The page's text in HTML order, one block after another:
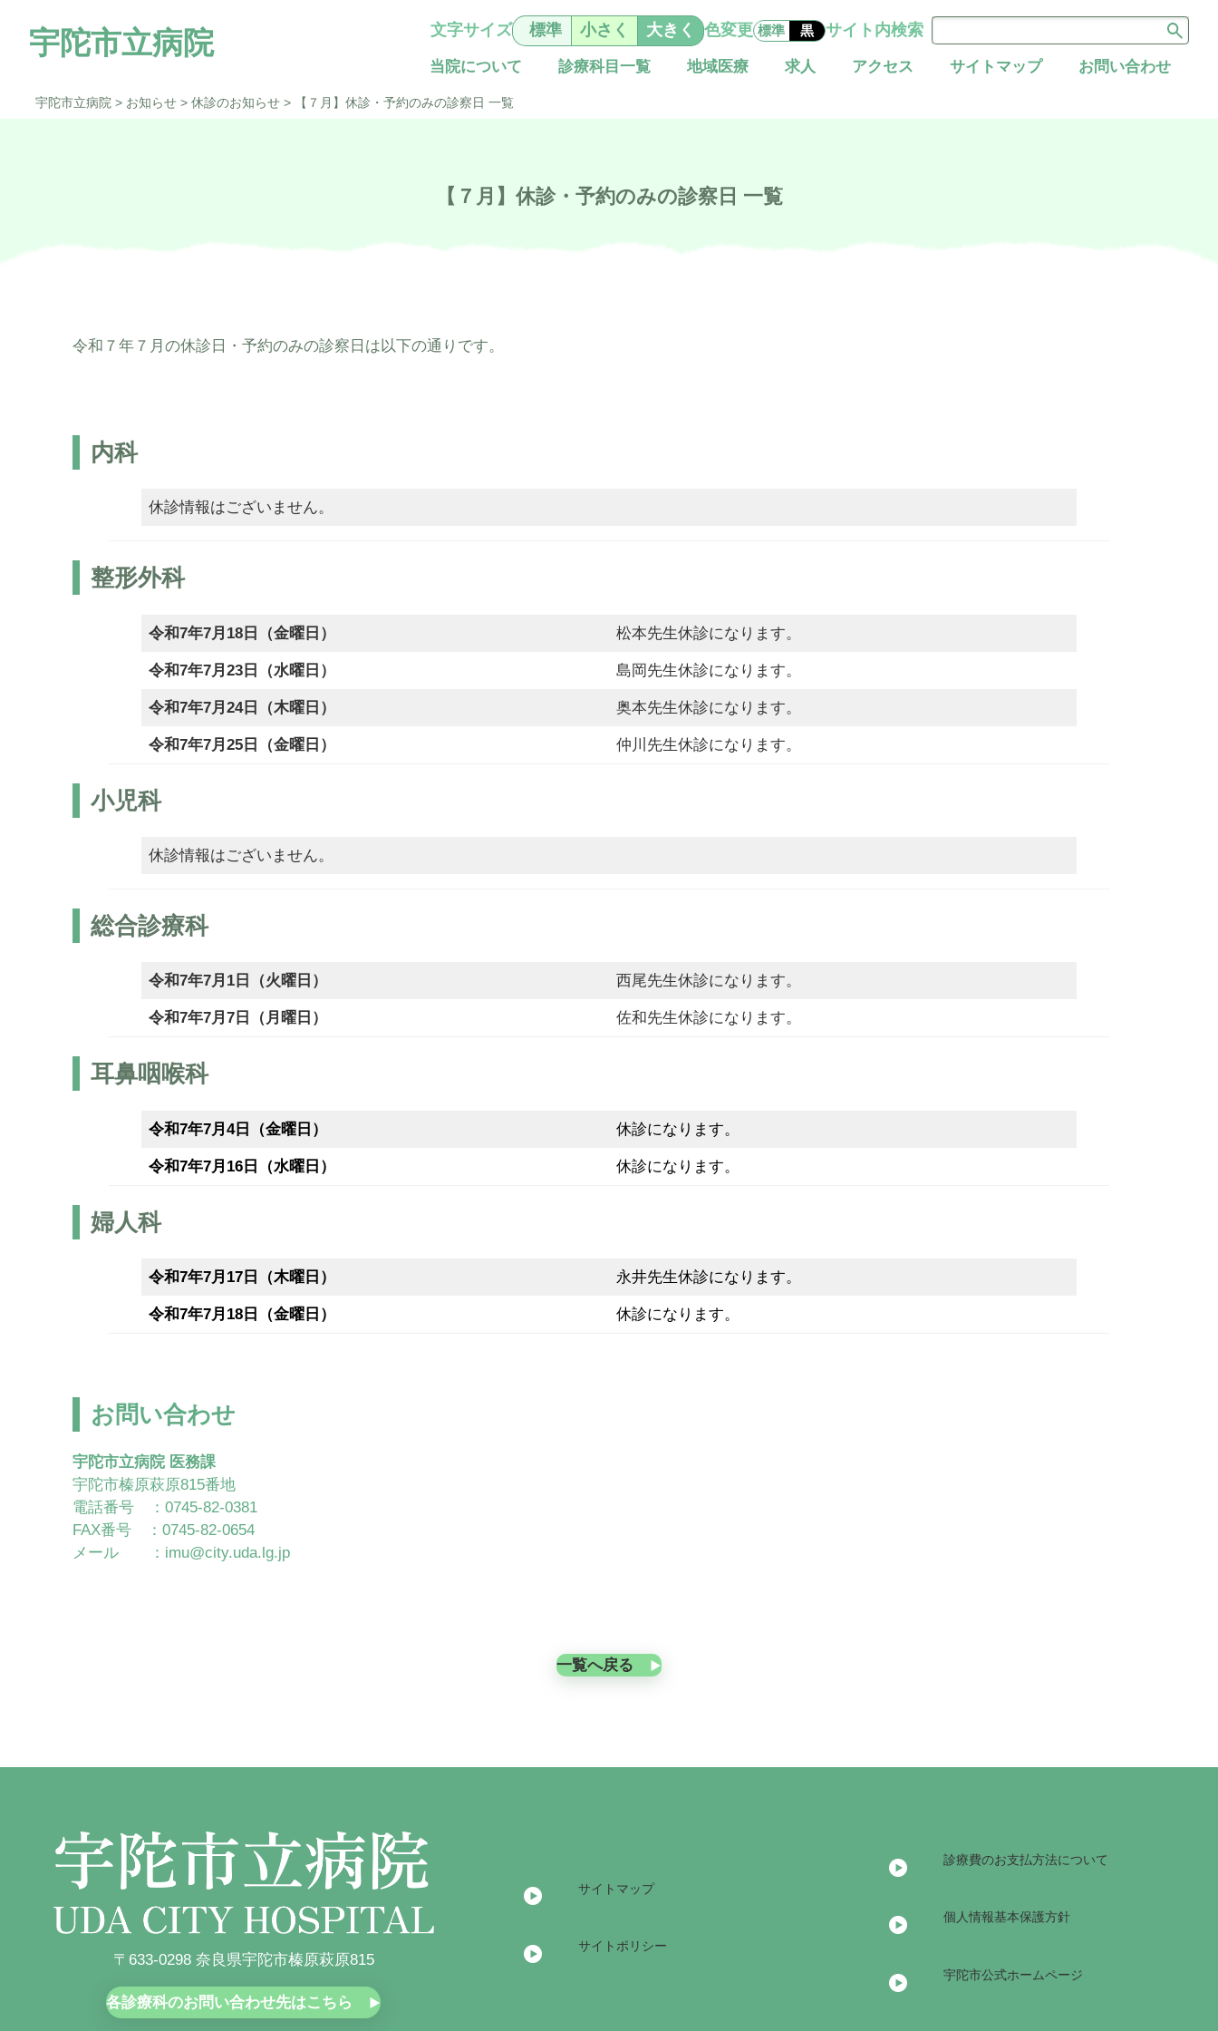
宇陀市立病院 文字サイズ 標準 小さく 大きく 色変更 標準 黒 サイト内検索
当院について 診療科目一覧
耳鼻咽喉科
地域医療 求人 アクセス サイトマップ お問い合わせ
宇陀市立病院 > お知らせ >休診のお知らせ > 【７月】休診・予約のみの診察日 一覧
【７月】休診・予約のみの診察日 一覧
令和７年７月の休診日・予約のみの診察日は以下の通りです。
内科
休診情報はございません。
整形外科
令和7年7月18日（金曜日） 松本先生休診になります。
令和7年7月23日（水曜日） 島岡先生休診になります。
令和7年7月24日（木曜日） 奥本先生休診になります。
令和7年7月25日（金曜日） 仲川先生休診になります。
小児科
休診情報はございません。
総合診療科
令和7年7月1日（火曜日） 西尾先生休診になります。
令和7年7月7日（月曜日） 佐和先生休診になります。
耳鼻咽喉科
令和7年7月4日（金曜日） 休診になります。
令和7年7月16日（水曜日） 休診になります。
婦人科
令和7年7月17日（木曜日） 永井先生休診になります。
令和7年7月18日（金曜日） 休診になります。
お問い合わせ
宇陀市立病院 医務課
宇陀市榛原萩原815番地
電話番号 ：0745-82-0381
FAX番号 ：0745-82-0654
メール ：imu@city.uda.lg.jp
一覧へ戻る
〒633-0298 奈良県宇陀市榛原萩原815
各診療科のお問い合わせ先はこちら
サイトマップ
サイトポリシー
診療費のお支払方法について
個人情報基本保護方針
宇陀市公式ホームページ